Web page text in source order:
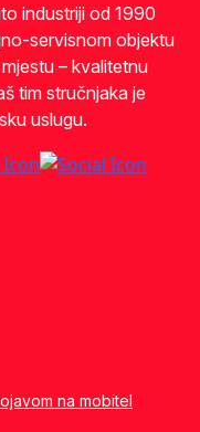
industriji od 1990
servisnom objektu
– kvalitetnu
tim stručnjaka je
uslugu.
na mobitel